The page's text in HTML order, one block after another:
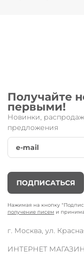
Получайте
первыми!
Новинки,
предложения
ПОДПИСАТЬСЯ
Нажимая на кнопку
получение писем и
г. Москва, ул.
ИНТЕРНЕТ